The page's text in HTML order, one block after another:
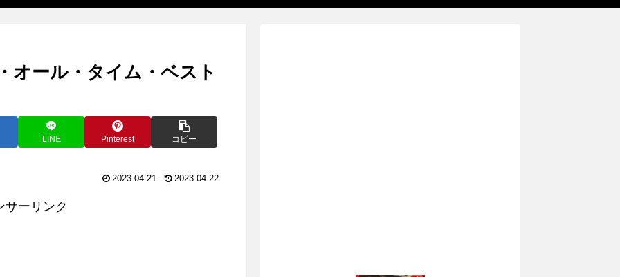
オール・タイム・ベスト
LINE Pinterest コピー
2023.04.21 2023.04.22
サーリンク